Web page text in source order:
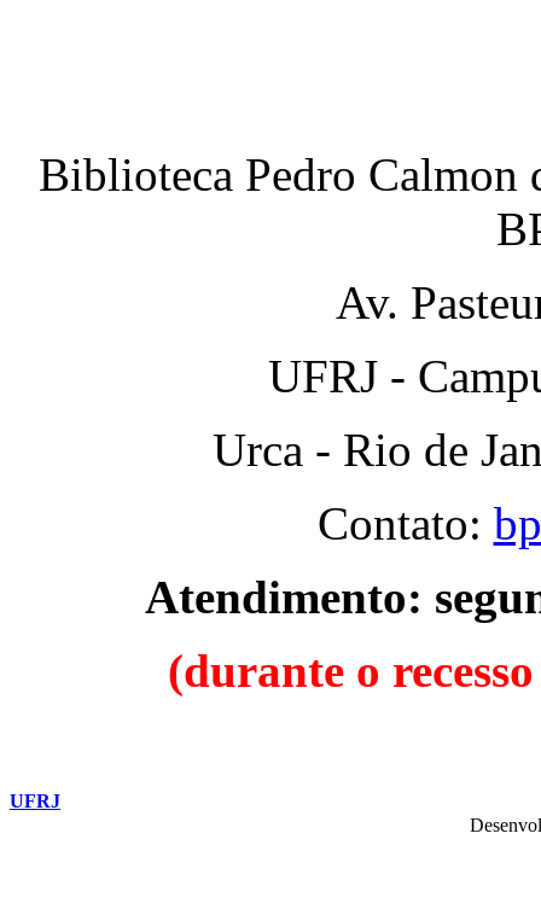
Biblioteca Pedro Calmon
Av.
UFRJ -
Urca - Rio de
Contato:
Atendimento:
(durante o
UFRJ